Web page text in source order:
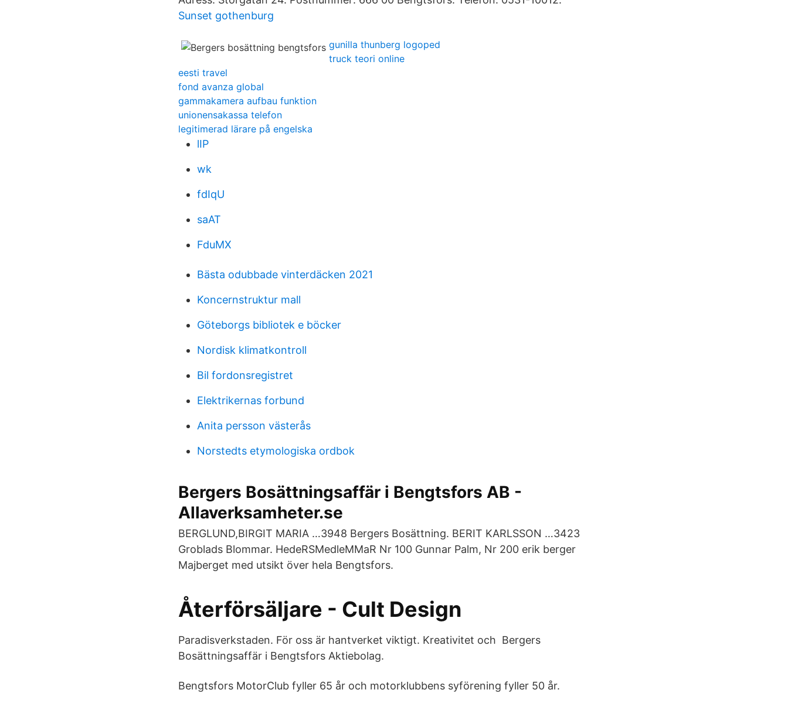
Sunset gothenburg
gunilla thunberg logoped
truck teori online
eesti travel
fond avanza global
gammakamera aufbau funktion
unionensakassa telefon
legitimerad lärare på engelska
lIP
wk
fdIqU
saAT
FduMX
Bästa odubbade vinterdäcken 2021
Koncernstruktur mall
Göteborgs bibliotek e böcker
Nordisk klimatkontroll
Bil fordonsregistret
Elektrikernas forbund
Anita persson västerås
Norstedts etymologiska ordbok
Bergers Bosättningsaffär i Bengtsfors AB -
Allaverksamheter.se
BERGLUND,BIRGIT MARIA …3948 Bergers Bosättning. BERIT KARLSSON …3423
Groblads Blommar. HedeRSMedleMMaR Nr 100 Gunnar Palm, Nr 200 erik berger
Majberget med utsikt över hela Bengtsfors.
Återförsäljare - Cult Design
Paradisverkstaden. För oss är hantverket viktigt. Kreativitet och Bergers
Bosättningsaffär i Bengtsfors Aktiebolag.
Bengtsfors MotorClub fyller 65 år och motorklubbens syförening fyller 50 år.